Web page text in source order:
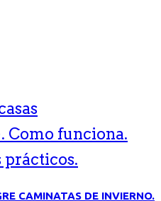
Como funciona.
prácticos.